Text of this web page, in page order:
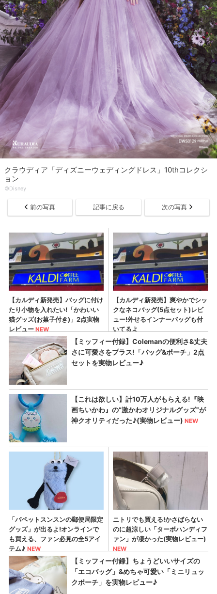
クラウディア「ディズニーウェディングドレス」10thコレクシ
ョン
©Disney
前の写真 記事に戻る 次の写真